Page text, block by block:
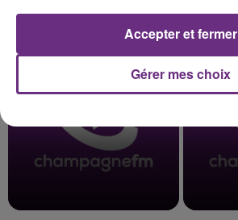
TITRES DIFFUSÉS
Gérer mes choix
Accepter et fermer